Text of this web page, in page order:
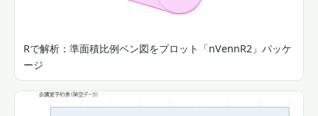
Rで解析：準面積比例ベン図をプロット「nVennR2」パッケ
ージ